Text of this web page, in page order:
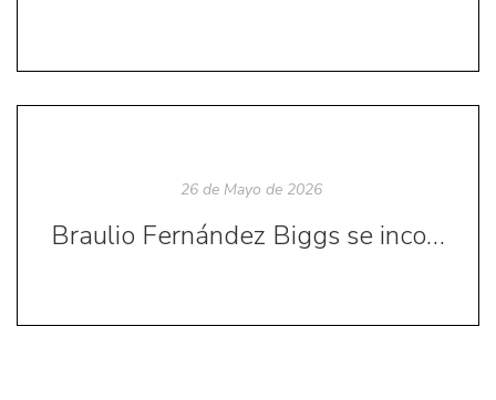
26 de Mayo de 2026
Braulio Fernández Biggs se incorpora como académico de número a la Academia Chilena de la Lengua